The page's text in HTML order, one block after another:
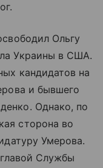
Ольгу
Украины в США.
кандидатов на
и бывшего
Однако, по
сторона во
Умерова.
Службы